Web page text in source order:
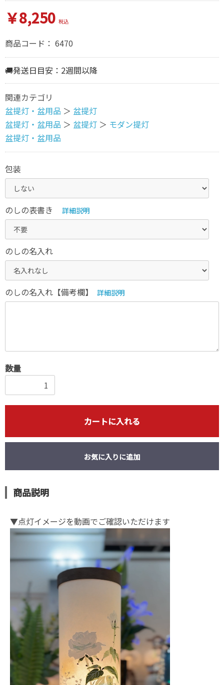
￥8,250 税込
商品コード： 6470
🚚発送日目安：2週間以降
関連カテゴリ
盆提灯・盆用品 ＞ 盆提灯
盆提灯・盆用品 ＞ 盆提灯 ＞ モダン提灯
盆提灯・盆用品
包装
のしの表書き 詳細説明
のしの名入れ
のしの名入れ【備考欄】 詳細説明
数量
カートに入れる
お気に入りに追加
商品説明
▼点灯イメージを動画でご確認いただけます